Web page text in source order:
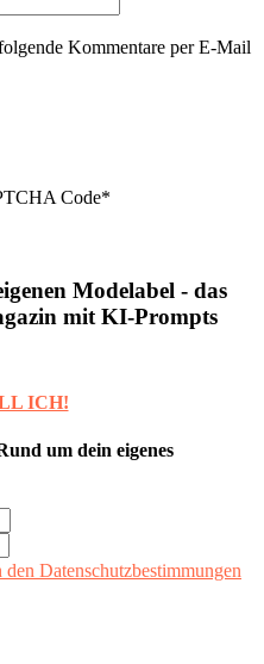
Kommentare per E-Mail
Code*
Modelabel - das
mit KI-Prompts
ICH!
um dein eigenes
Datenschutzbestimmungen